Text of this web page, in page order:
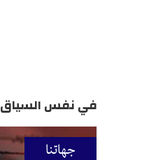
في نفس السياق
جهاتنا